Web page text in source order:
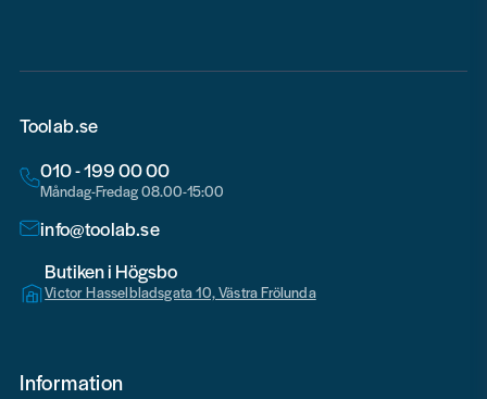
Toolab.se
010 - 199 00 00
Måndag-Fredag 08.00-15:00
info@toolab.se
Butiken i Högsbo
Victor Hasselbladsgata 10, Västra Frölunda
Information